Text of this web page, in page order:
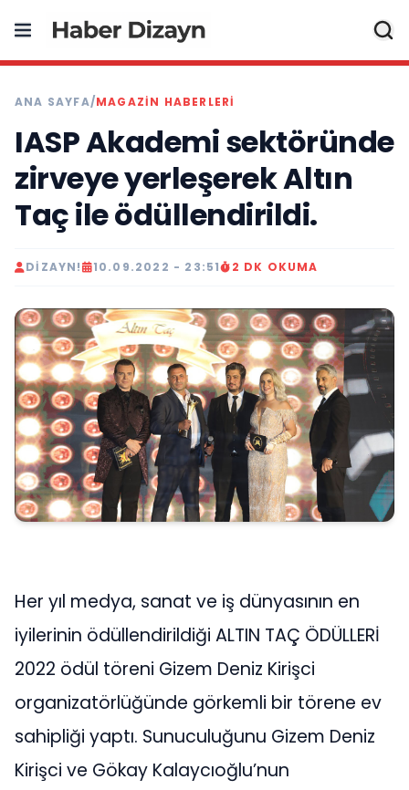
ANA SAYFA/MAGAZIN HABERLERI
IASP Akademi sektöründe
zirveye yerleşerek Altın
Taç ile ödüllendirildi.
DIZAYN! 10.09.2022 - 23:51 2 DK OKUMA
Her yıl medya, sanat ve iş dünyasının en
iyilerinin ödüllendirildiği ALTIN TAÇ ÖDÜLLERİ
2022 ödül töreni Gizem Deniz Kirişci
organizatörlüğünde görkemli bir törene ev
sahipliği yaptı. Sunuculuğunu Gizem Deniz
Kirişci ve Gökay Kalaycıoğlu’nun